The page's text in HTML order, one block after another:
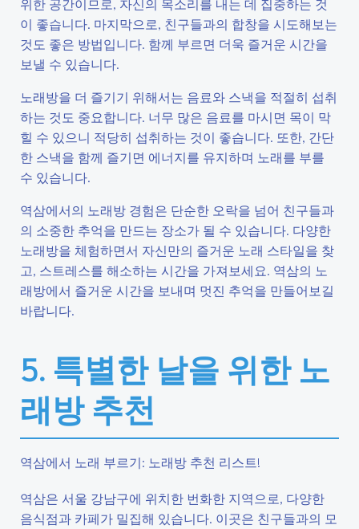
위한 공간이므로, 자신의 목소리를 내는 데 집중하는 것
이 좋습니다. 마지막으로, 친구들과의 합창을 시도해보는
것도 좋은 방법입니다. 함께 부르면 더욱 즐거운 시간을
보낼 수 있습니다.
노래방을 더 즐기기 위해서는 음료와 스낵을 적절히 섭취
하는 것도 중요합니다. 너무 많은 음료를 마시면 목이 막
힐 수 있으니 적당히 섭취하는 것이 좋습니다. 또한, 간단
한 스낵을 함께 즐기면 에너지를 유지하며 노래를 부를
수 있습니다.
역삼에서의 노래방 경험은 단순한 오락을 넘어 친구들과
의 소중한 추억을 만드는 장소가 될 수 있습니다. 다양한
노래방을 체험하면서 자신만의 즐거운 노래 스타일을 찾
고, 스트레스를 해소하는 시간을 가져보세요. 역삼의 노
래방에서 즐거운 시간을 보내며 멋진 추억을 만들어보길
바랍니다.
5. 특별한 날을 위한 노
래방 추천
역삼에서 노래 부르기: 노래방 추천 리스트!
역삼은 서울 강남구에 위치한 번화한 지역으로, 다양한
음식점과 카페가 밀집해 있습니다. 이곳은 친구들과의 모